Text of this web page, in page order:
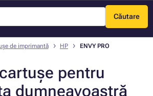
Căutare
Meniu
de imprimantă HP ENVY PRO
pentru
dumneavoastră